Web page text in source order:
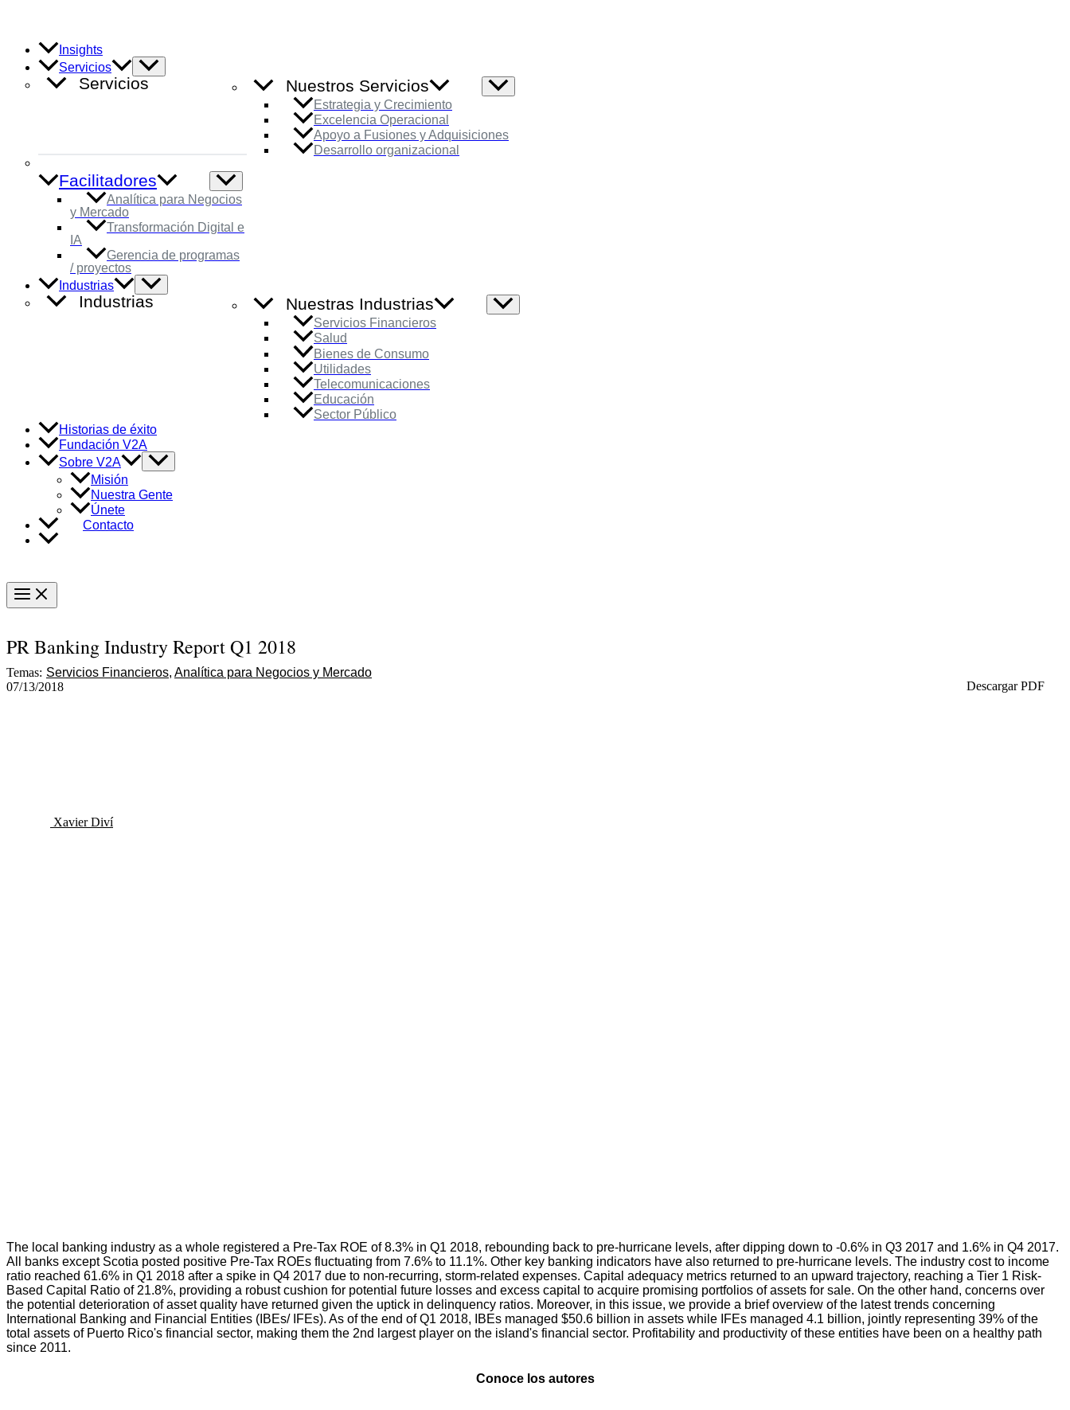
contenido
Insights
Servicios
Alternar
menú
Servicios Nuestros Servicios
Alternar
menú
Estrategia y Crecimiento
Excelencia Operacional
Apoyo a Fusiones y Adquisiciones
Desarrollo organizacional
Facilitadores
Alternar
menú
Analítica para Negocios
y Mercado
Transformación Digital e
IA
Gerencia de programas
/ proyectos
Industrias
Alternar
menú
Industrias Nuestras Industrias
Alternar
menú
Servicios Financieros
Salud
Bienes de Consumo
Utilidades
Telecomunicaciones
Educación
Sector Público
Historias de éxito
Fundación V2A
Sobre V2A
Alternar
menú
Misión
Nuestra Gente
Únete
Contacto
Main
Menu
PR Banking Industry Report Q1 2018
Temas: Servicios Financieros Analítica para Negocios y Mercado
07/13/2018
Descargar PDF
Xavier Diví
The local banking industry as a whole registered a Pre-Tax ROE of 8.3% in Q1 2018, rebounding back to pre-hurricane levels, after dipping down to -0.6% in Q3 2017 and 1.6% in Q4 2017.
All banks except Scotia posted positive Pre-Tax ROEs fluctuating from 7.6% to 11.1%. Other key banking indicators have also returned to pre-hurricane levels. The industry cost to income
ratio reached 61.6% in Q1 2018 after a spike in Q4 2017 due to non-recurring, storm-related expenses. Capital adequacy metrics returned to an upward trajectory, reaching a Tier 1 Risk-
Based Capital Ratio of 21.8%, providing a robust cushion for potential future losses and excess capital to acquire promising portfolios of assets for sale. On the other hand, concerns over
the potential deterioration of asset quality have returned given the uptick in delinquency ratios. Moreover, in this issue, we provide a brief overview of the latest trends concerning
International Banking and Financial Entities (IBEs/ IFEs). As of the end of Q1 2018, IBEs managed $50.6 billion in assets while IFEs managed 4.1 billion, jointly representing 39% of the
total assets of Puerto Rico's financial sector, making them the 2nd largest player on the island's financial sector. Profitability and productivity of these entities have been on a healthy path
since 2011.
Conoce los autores